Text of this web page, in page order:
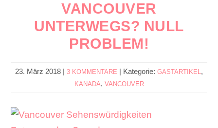
VANCOUVER
UNTERWEGS? NULL
PROBLEM!
23. März 2018 | 3 KOMMENTARE | Kategorie: GASTARTIKEL,
KANADA, VANCOUVER